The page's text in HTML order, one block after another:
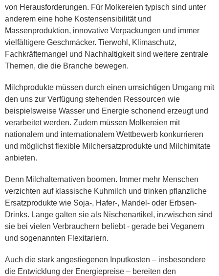
von Herausforderungen. Für Molkereien typisch sind unter
anderem eine hohe Kostensensibilität und
Massenproduktion, innovative Verpackungen und immer
vielfältigere Geschmäcker. Tierwohl, Klimaschutz,
Fachkräftemangel und Nachhaltigkeit sind weitere zentrale
Themen, die die Branche bewegen.
Milchprodukte müssen durch einen umsichtigen Umgang mit
den uns zur Verfügung stehenden Ressourcen wie
beispielsweise Wasser und Energie schonend erzeugt und
verarbeitet werden. Zudem müssen Molkereien mit
nationalem und internationalem Wettbewerb konkurrieren
und möglichst flexible Milchersatzprodukte und Milchimitate
anbieten.
Denn Milchalternativen boomen. Immer mehr Menschen
verzichten auf klassische Kuhmilch und trinken pflanzliche
Ersatzprodukte wie Soja-, Hafer-, Mandel- oder Erbsen-
Drinks. Lange galten sie als Nischenartikel, inzwischen sind
sie bei vielen Verbrauchern beliebt - gerade bei Veganern
und sogenannten Flexitariern.
Auch die stark angestiegenen Inputkosten – insbesondere
die Entwicklung der Energiepreise – bereiten den